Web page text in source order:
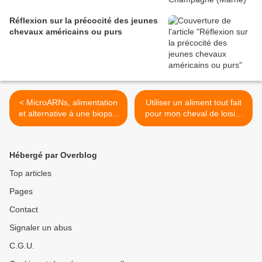
Réflexion sur la précocité des jeunes
chevaux américains ou purs
< MicroARNs, alimentation
et alternative à une biopsie
musculaire
Utiliser un aliment tout fait
pour mon cheval de loisir :
suffisant ou pas ? >
Hébergé par Overblog
Top articles
Pages
Contact
Signaler un abus
C.G.U.